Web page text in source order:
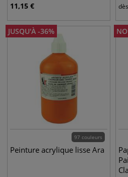
11,15 € dès
JUSQU'À -36%
97 couleurs
Peinture acrylique lisse Ara